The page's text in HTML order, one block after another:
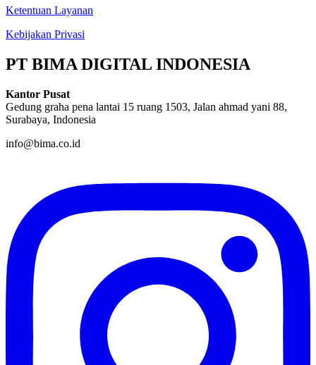
Ketentuan Layanan
Kebijakan Privasi
PT BIMA DIGITAL INDONESIA
Kantor Pusat
Gedung graha pena lantai 15 ruang 1503, Jalan ahmad yani 88,
Surabaya, Indonesia
info@bima.co.id